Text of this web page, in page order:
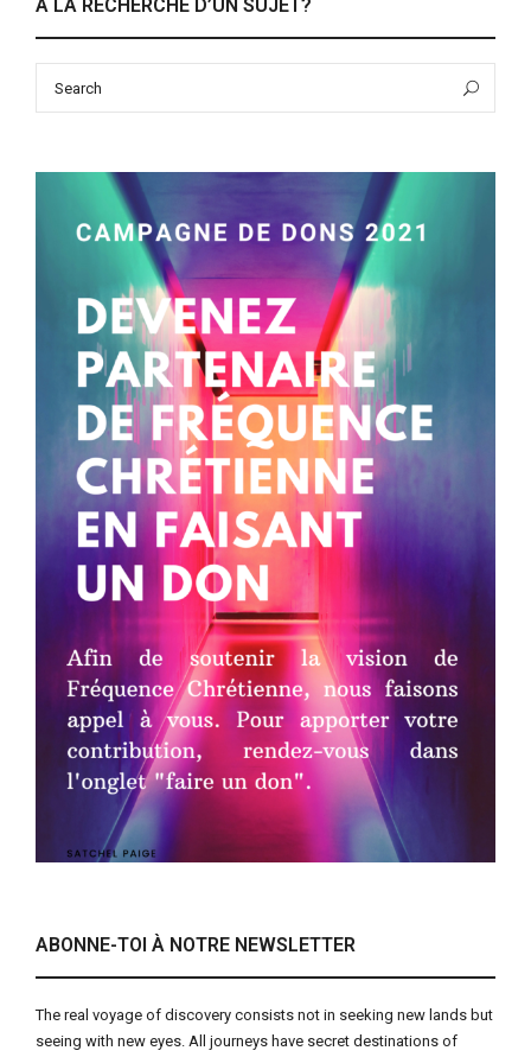
À LA RECHERCHE D’UN SUJET?
ABONNE-TOI À NOTRE NEWSLETTER
The real voyage of discovery consists not in seeking new lands but
seeing with new eyes. All journeys have secret destinations of